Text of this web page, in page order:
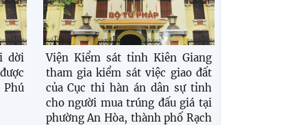
dời
Viện Kiểm sát tỉnh Kiên Giang
tham gia kiểm sát việc giao đất
của Cục thi hàn án dân sự tỉnh
cho người mua trúng đấu giá tại
phường An Hòa, thành phố Rạch